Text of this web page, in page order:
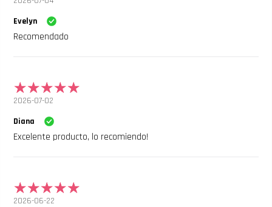
Evelyn
Recomendado
2026-07-02
Diana
Excelente producto, lo recomiendo!
2026-06-22